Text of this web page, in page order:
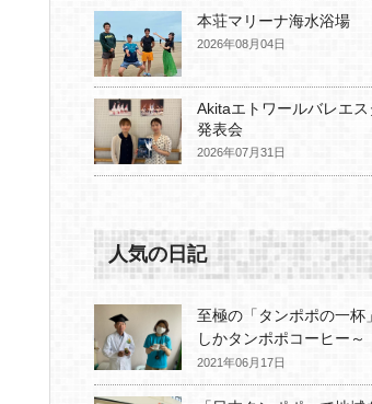
本荘マリーナ海水浴場
2026年08月04日
Akitaエトワールバレエス
発表会
2026年07月31日
人気の日記
至極の「タンポポの一杯
しかタンポポコーヒー～
2021年06月17日